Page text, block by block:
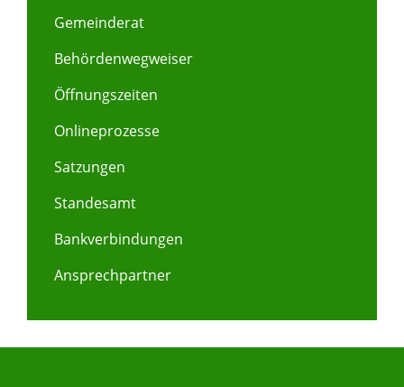
Gemeinderat
Behördenwegweiser
Öffnungszeiten
Onlineprozesse
Satzungen
Standesamt
Bankverbindungen
Ansprechpartner